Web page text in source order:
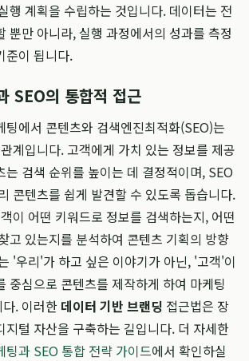
행 계획을 수립하는 것입니다. 데이터는 전
뿐만 아니라, 실행 과정에서의 성과를 측정
준이 됩니다.
SEO의 통합적 접근
팅에서 콘텐츠와 검색엔진최적화(SEO)는
계입니다. 고객에게 가치 있는 정보를 제공
는 검색 순위를 높이는 데 결정적이며, SEO
콘텐츠를 쉽게 발견할 수 있도록 돕습니다.
이 어떤 키워드로 정보를 검색하는지, 어떤
고 있는지를 분석하여 콘텐츠 기획의 방향
'우리'가 하고 싶은 이야기가 아닌, '고객'이
중심으로 콘텐츠를 제작하게 하여 마케팅
. 이러한 데이터 기반 브랜딩 접근법은 장
지털 자산을 구축하는 길입니다. 더 자세한
팅과 SEO 통합 전략 가이드에서 확인하실